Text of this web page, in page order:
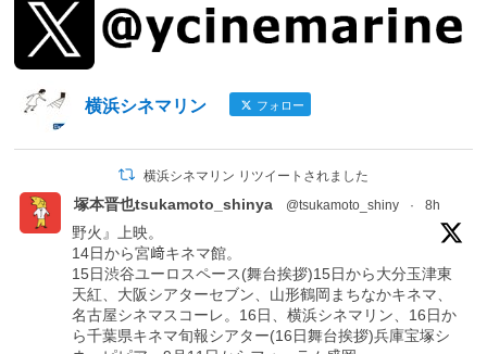
横浜シネマリン フォロー
横浜シネマリン リツイートされました
塚本晋也tsukamoto_shinya @tsukamoto_shiny · 8h
野火』上映。
14日から宮﨑キネマ館。
15日渋谷ユーロスペース(舞台挨拶)15日から大分玉津東
天紅、大阪シアターセブン、山形鶴岡まちなかキネマ、
名古屋シネマスコーレ。16日、横浜シネマリン、16日か
ら千葉県キネマ旬報シアター(16日舞台挨拶)兵庫宝塚シ